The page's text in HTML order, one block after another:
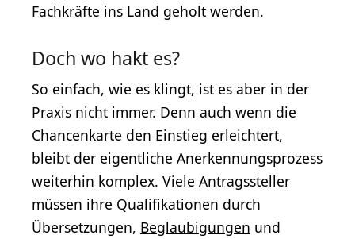
Fachkräfte ins Land geholt werden.
Doch wo hakt es?
So einfach, wie es klingt, ist es aber in der
Praxis nicht immer. Denn auch wenn die
Chancenkarte den Einstieg erleichtert,
bleibt der eigentliche Anerkennungsprozess
weiterhin komplex. Viele Antragssteller
müssen ihre Qualifikationen durch
Übersetzungen, Beglaubigungen und